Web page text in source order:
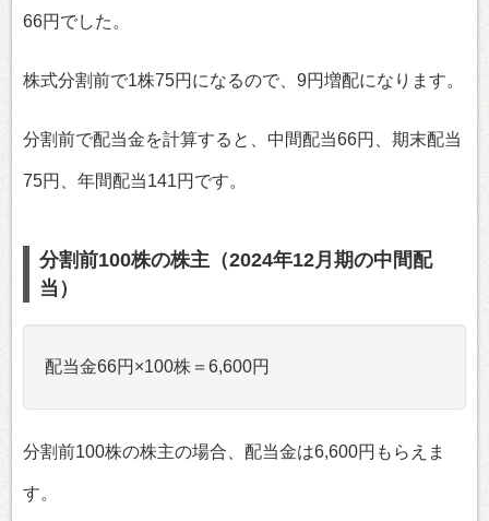
66円でした。
株式分割前で1株75円になるので、9円増配になります。
分割前で配当金を計算すると、中間配当66円、期末配当
75円、年間配当141円です。
分割前100株の株主（2024年12月期の中間配
当）
配当金66円×100株＝6,600円
分割前100株の株主の場合、配当金は6,600円もらえま
す。